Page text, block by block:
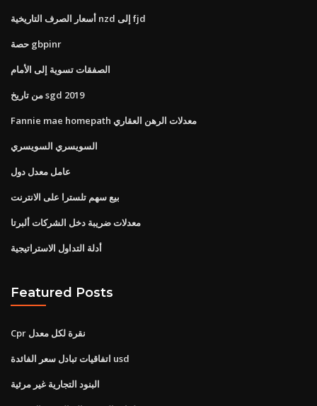
أسعار الصرف التاريخية nzd إلى fjd
حصة gbpinr
الصفقات تسوية إلى الأمام
من تاريخ sgd 2019
Fannie mae homepath معدلات الرهن العقاري
السويسري السويسري
عامل معدل دول
بيع سهم تلسترا على الانترنت
معدلات ضريبة دخل الشركات ألبرتا
أدلة التداول الاستراتيجية
Featured Posts
Cpr نقرة لكل معدل
اتفاقيات تبادل سعر الفائدة usd
البنود التجارية غير مرئية